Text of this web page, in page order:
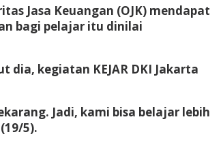
Jasa Keuangan (OJK) mendapat
bagi pelajar itu dinilai
dia, kegiatan KEJAR DKI Jakarta
Jadi, kami bisa belajar lebih
5).